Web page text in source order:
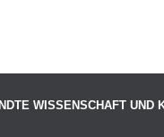
WISSENSCHAFT UND